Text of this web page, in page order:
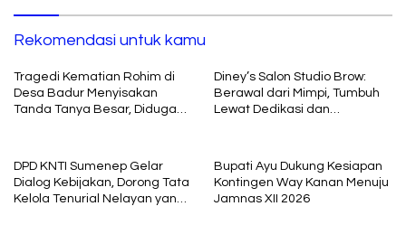
Rekomendasi untuk kamu
Tragedi Kematian Rohim di
Desa Badur Menyisakan
Tanda Tanya Besar, Diduga
Diney’s Salon Studio Brow:
Berawal dari Mimpi, Tumbuh
Lewat Dedikasi dan
DPD KNTI Sumenep Gelar
Dialog Kebijakan, Dorong Tata
Kelola Tenurial Nelayan yang
Bupati Ayu Dukung Kesiapan
Kontingen Way Kanan Menuju
Jamnas XII 2026